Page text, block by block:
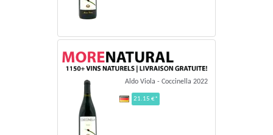
Aldo Viola - Coccinella 2022
21.15 €*